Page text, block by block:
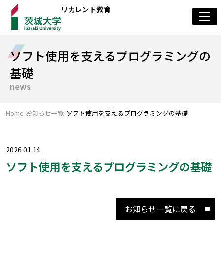
リカレント教育
専門コース
カスタムコース
申込方法
個人情報保護方針
ソフト使用を支えるプログラミングの
基礎
news
Home お知らせ一覧 ソフト使用を支えるプログラミングの基礎
2026.01.14
ソフト使用を支えるプログラミングの基礎
お知らせ一覧に戻る